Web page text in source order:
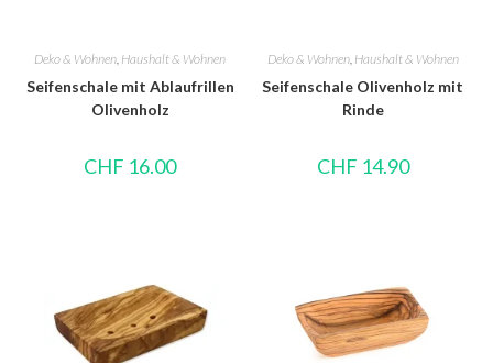
Deko & Wohnen, Haushalt & Wohnen
Seifenschale mit Ablaufrillen
Olivenholz
CHF 16.00
Deko & Wohnen, Haushalt & Wohnen
Seifenschale Olivenholz mit
Rinde
CHF 14.90